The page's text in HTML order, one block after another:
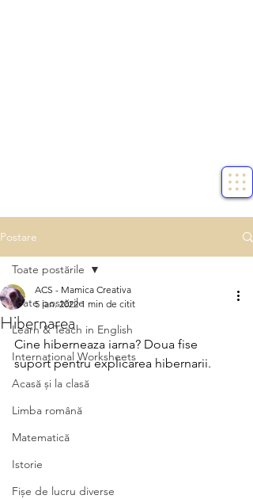
Postare
Toate postările
Learn & Teach in English
International Worksheets
Acasă și la clasă
Limba română
Matematică
Istorie
Fișe de lucru diverse
Toate postările
Hibernarea
ACS - Mamica Creativa
5 ian. 2022 1 min de citit
Cine hiberneaza iarna? Doua fise
suport pentru explicarea hibernarii.